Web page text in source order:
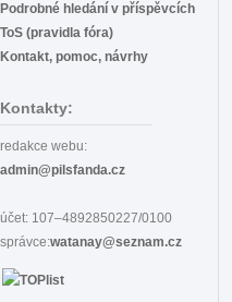
Podrobné hledání v příspěvcích
ToS (pravidla fóra)
Kontakt, pomoc, návrhy
Kontakty:
redakce webu:
admin@pilsfanda.cz
účet: 107–4892850227/0100
správce:watanay@seznam.cz